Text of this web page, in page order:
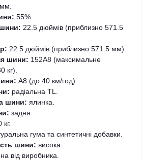
55%.
22.5 дюймів (приблизно 571.5
22.5 дюймів (приблизно 571.5 мм).
шини: 152A8 (максимальне
кг).
A8 (до 40 км/год).
радіальна TL.
шини: ялинка.
задня.
кг.
гума та синтетичні добавки.
шини: висока.
від виробника.